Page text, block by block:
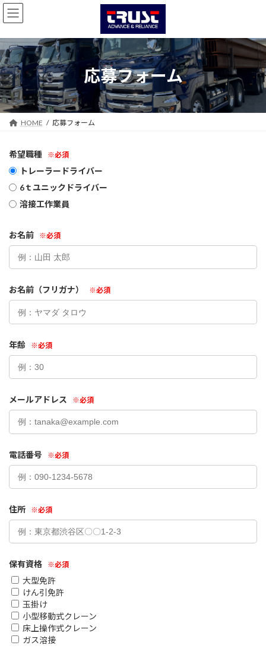
コ
ン
ン
ツ
へ
ス
キ
ッ
プ
ナ
ビ
ー
シ
ョ
ン
に
移
動
応募フォーム
HOME 応募フォーム
希望職種 ※必須
トレーラードライバー
6ｔユニックドライバー
溶接工作業員
お名前 ※必須
お名前（フリガナ） ※必須
年齢 ※必須
メールアドレス ※必須
電話番号 ※必須
住所 ※必須
保有資格 ※必須
大型免許
けん引免許
玉掛け
小型移動式クレーン
床上操作式クレーン
ガス溶接